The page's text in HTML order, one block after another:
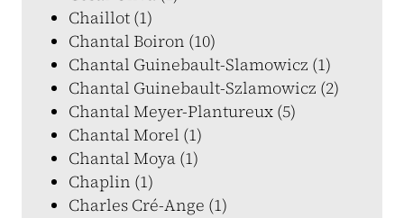
Chaillot (1)
Chantal Boiron (10)
Chantal Guinebault-Slamowicz (1)
Chantal Guinebault-Szlamowicz (2)
Chantal Meyer-Plantureux (5)
Chantal Morel (1)
Chantal Moya (1)
Chaplin (1)
Charles Cré-Ange (1)